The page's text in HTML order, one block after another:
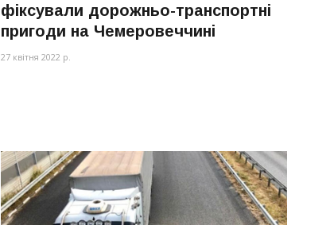
фіксували дорожньо-транспортні
пригоди на Чемеровеччині
27 квітня 2022 р.